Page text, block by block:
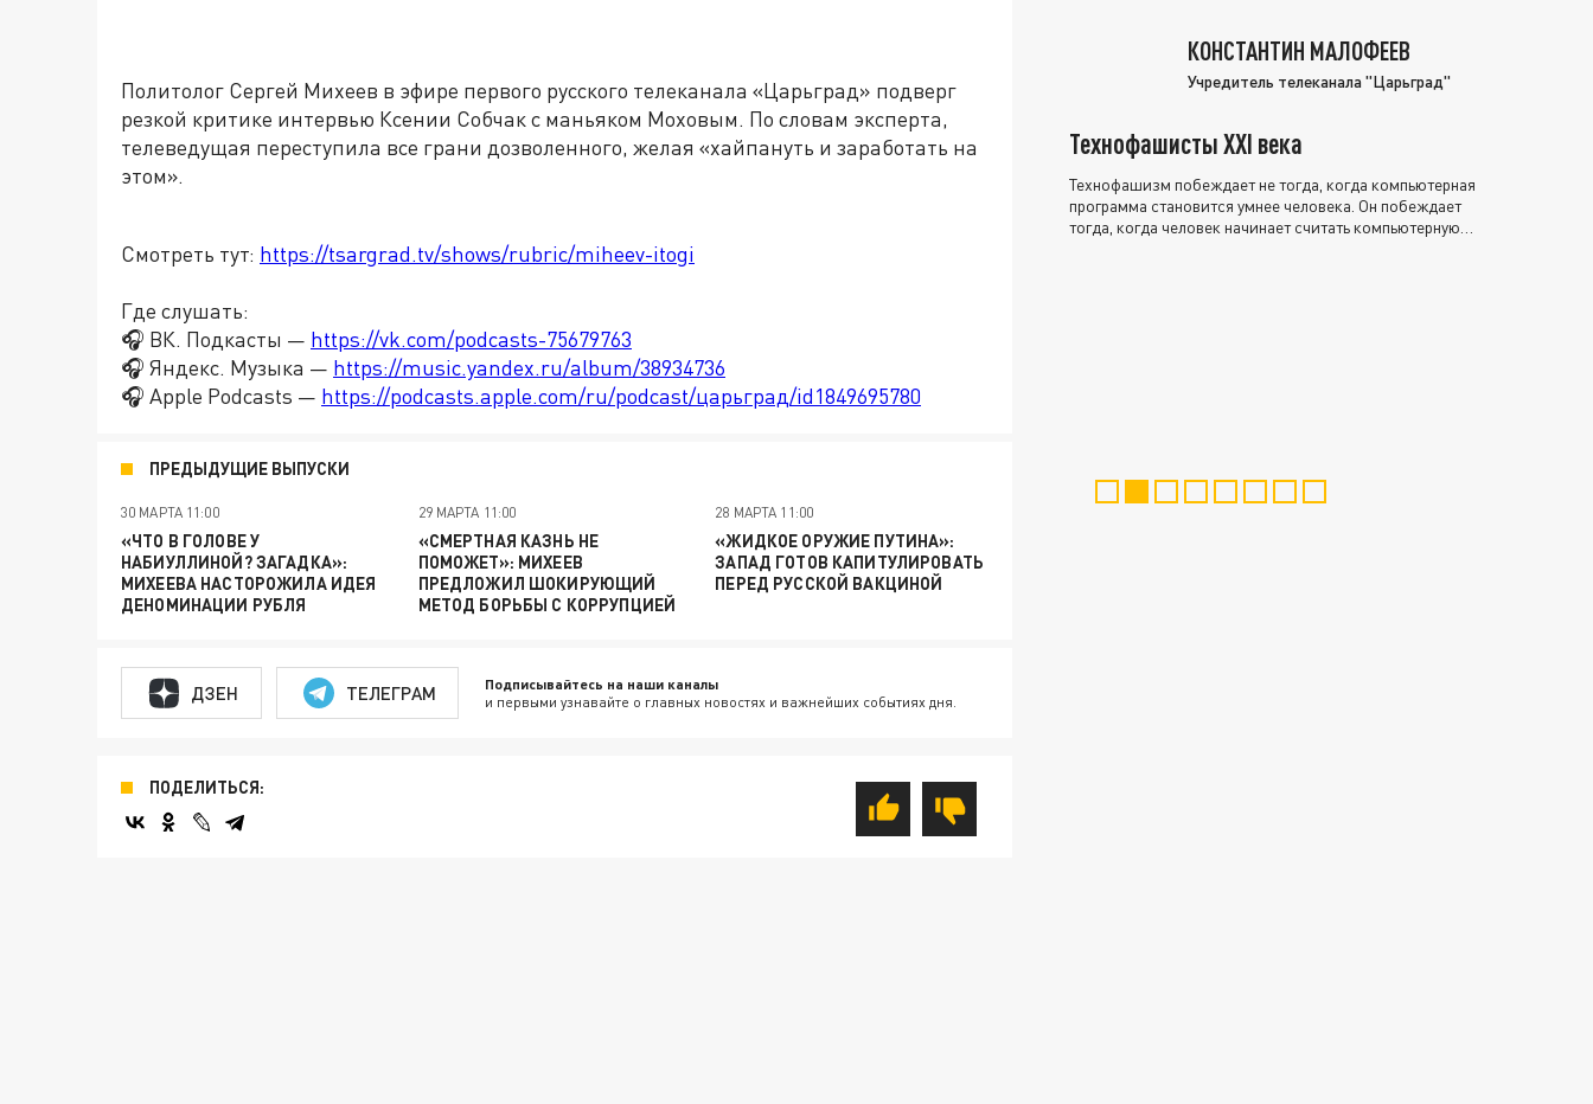
Политолог Сергей Михеев в эфире первого русского телеканала «Царьград» подверг
резкой критике интервью Ксении Собчак с маньяком Моховым. По словам эксперта,
телеведущая переступила все грани дозволенного, желая «хайпануть и заработать на
этом».
Смотреть тут: https://tsargrad.tv/shows/rubric/miheev-itogi
Где слушать:
🎧 ВК. Подкасты — https://vk.com/podcasts-75679763
🎧 Яндекс. Музыка — https://music.yandex.ru/album/38934736
🎧 Apple Podcasts — https://podcasts.apple.com/ru/podcast/царьград/id1849695780
ПРЕДЫДУЩИЕ ВЫПУСКИ
30 МАРТА 11:00
«ЧТО В ГОЛОВЕ У
НАБИУЛЛИНОЙ? ЗАГАДКА»:
МИХЕЕВА НАСТОРОЖИЛА ИДЕЯ
ДЕНОМИНАЦИИ РУБЛЯ
29 МАРТА 11:00
«СМЕРТНАЯ КАЗНЬ НЕ
ПОМОЖЕТ»: МИХЕЕВ
ПРЕДЛОЖИЛ ШОКИРУЮЩИЙ
МЕТОД БОРЬБЫ С КОРРУПЦИЕЙ
28 МАРТА 11:00
«ЖИДКОЕ ОРУЖИЕ ПУТИНА»:
ЗАПАД ГОТОВ КАПИТУЛИРОВАТЬ
ПЕРЕД РУССКОЙ ВАКЦИНОЙ
ДЗЕН ТЕЛЕГРАМ Подписывайтесь на наши каналы
и первыми узнавайте о главных новостях и важнейших событиях дня.
ПОДЕЛИТЬСЯ:
КОНСТАНТИН МАЛОФЕЕВ
Учредитель телеканала "Царьград"
Технофашисты XXI века
Технофашизм побеждает не тогда, когда компьютерная
программа становится умнее человека. Он побеждает
тогда, когда человек начинает считать компьютерную